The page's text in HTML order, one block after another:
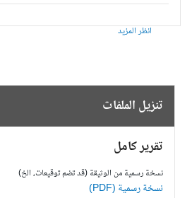
انظر المزيد
تنزيل الملفات
تقرير كامل
نسخة رسمية من الوثيقة (قد تضم توقيعات، الخ)
نسخة رسمية (PDF)